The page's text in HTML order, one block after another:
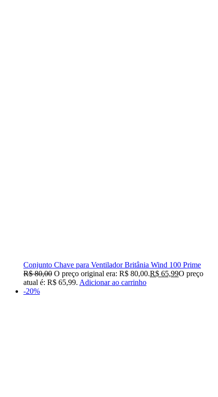
Conjunto Chave para Ventilador Britânia Wind 100 Prime
R$80,00 O preço original era: R$ 80,00.R$ 65,99O preço
atual é: R$ 65,99. Adicionar ao carrinho
-20%